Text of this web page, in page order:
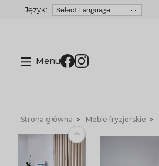
Menu
Strona główna Meble fryzjerskie